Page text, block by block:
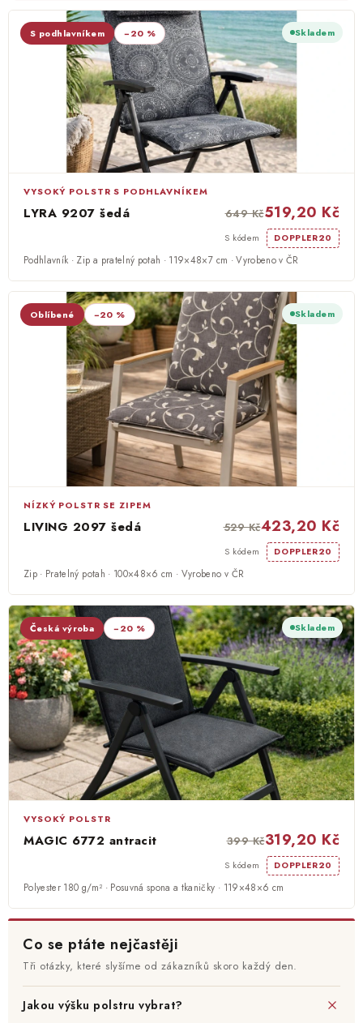
Kolekce
Prodávané značky
Klub výhod
Naše katalogy
O nás
Co se ptáte nejčastěji
Tři otázky, které slyšíme od zákazníků skoro každý den.
Jakou výšku polstru vybrat?
S podhlavníkem −20 % Skladem
VYSOKÝ POLSTR S PODHLAVNÍKEM
LYRA 9207 šedá 649 Kč519,20 Kč
S kódem DOPPLER20
Podhlavník · Zip a pratelný potah · 119×48×7 cm · Vyrobeno v ČR
Oblíbené −20 % Skladem
NÍZKÝ POLSTR SE ZIPEM
LIVING 2097 šedá 529 Kč423,20 Kč
S kódem DOPPLER20
Zip · Pratelný potah · 100×48×6 cm · Vyrobeno v ČR
Česká výroba −20 % Skladem
VYSOKÝ POLSTR
MAGIC 6772 antracit 399 Kč319,20 Kč
S kódem DOPPLER20
Polyester 180 g/m² · Posuvná spona a tkaničky · 119×48×6 cm